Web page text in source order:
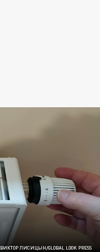
ВИКТОР ЛИСИЦЫН/GLOBAL LOOK PRESS